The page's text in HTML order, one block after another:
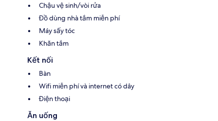
Chậu vệ sinh/vòi rửa
Đồ dùng nhà tắm miễn phí
Máy sấy tóc
Khăn tắm
Kết nối
Bàn
Wifi miễn phí và internet có dây
Điện thoại
Ăn uống